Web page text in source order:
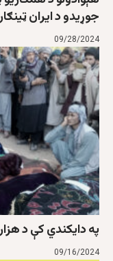
جوړیدو د ایران
09/28/2024
په دایکندي کې د
09/16/2024